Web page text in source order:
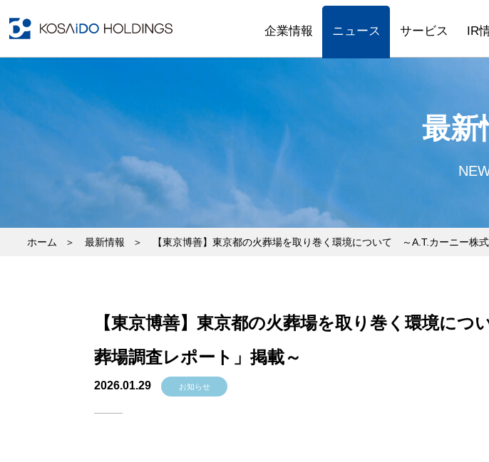
企業情報 ニュース サービス IR
最新
ホーム 最新情報 【東京博善】東京都の火葬場を取り巻く環境について ～A.T.カーニー株
【東京博善】東京都の火葬場を取り巻く環境に
葬場調査レポート」掲載～
2026.01.29 お知らせ